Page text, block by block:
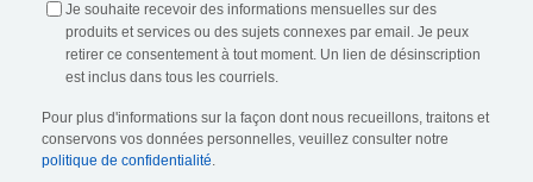
Je souhaite recevoir des informations mensuelles sur des
produits et services ou des sujets connexes par email. Je peux
retirer ce consentement à tout moment. Un lien de désinscription
est inclus dans tous les courriels.
Pour plus d'informations sur la façon dont nous recueillons, traitons et
conservons vos données personnelles, veuillez consulter notre
politique de confidentialité.